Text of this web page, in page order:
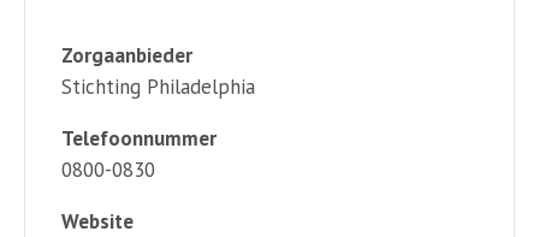
Zorgaanbieder
Stichting Philadelphia
Telefoonnummer
0800-0830
Website